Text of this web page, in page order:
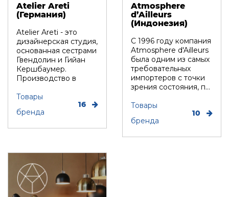
Atelier Areti
(Германия)
Atelier Areti - это
дизайнерская студия,
основанная сестрами
Гвендолин и Гийан
Кершбаумер.
Производство в
Товары
бренда
16
Atmosphere
d’Ailleurs
(Индонезия)
С 1996 году компания
Atmosphere d'Ailleurs
была одним из самых
требовательных
импортеров с точки
зрения состояния, п...
Товары
бренда
10